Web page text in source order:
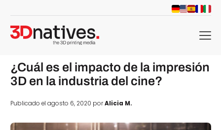
menu
¿Cuál es el impacto de la impresión
3D en la industria del cine?
Publicado el agosto 6, 2020 porAlicia M.